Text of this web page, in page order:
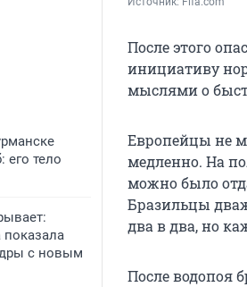
его тело
показала
с новым
После этого
инициативу
мыслями о
Европейцы не
медленно. На
можно было
Бразильцы
два в два, но
После водопоя